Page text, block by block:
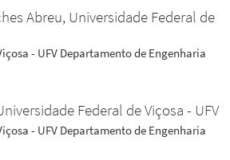
Abreu, Universidade Federal de
- UFV Departamento de Engenharia
Federal de Viçosa - UFV
- UFV Departamento de Engenharia